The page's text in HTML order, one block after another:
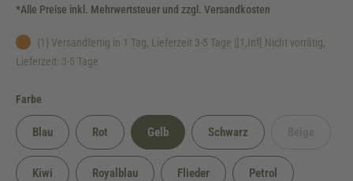
*Alle Preise inkl. Mehrwertsteuer und zzgl. Versandkosten
{1} Versandfertig in 1 Tag, Lieferzeit 3-5 Tage |]1,Inf[ Nicht vorrätig,
Lieferzeit: 3-5 Tage
Farbe
Blau Rot Gelb Schwarz
Kiwi Royalblau Flieder Petrol